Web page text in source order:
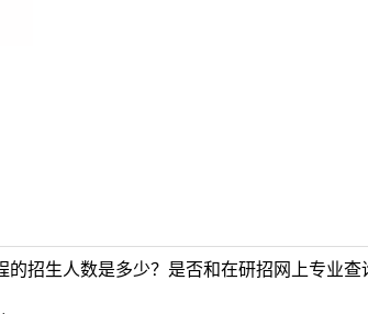
招生人数是多少？是否和在研招网上专业查